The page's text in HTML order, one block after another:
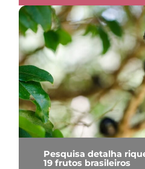
Pesquisa detalha
19 frutos brasileiros